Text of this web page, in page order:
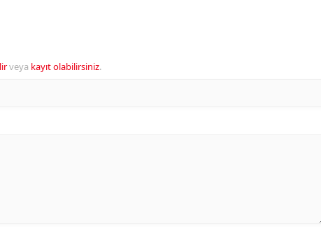
veya kayıt olabilirsiniz.